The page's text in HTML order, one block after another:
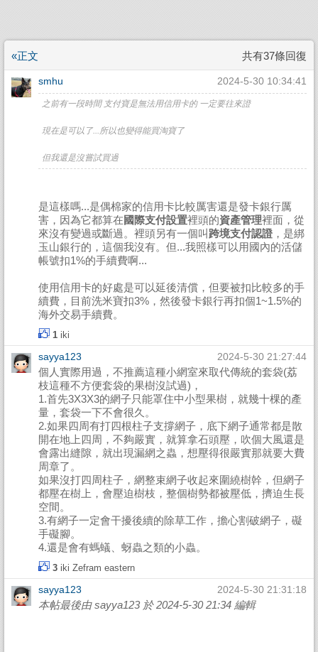
«正文 共有37條回復
smhu 2024-5-30 10:34:41
之前有一段時間 支付寶是無法用信用卡的 一定要往來證
現在是可以了...所以也變得能買淘寶了
但我還是沒嘗試買過
是這樣嗎...是偶棉家的信用卡比較厲害還是發卡銀行厲
害，因為它都算在國際支付設置裡頭的資產管理裡面，從
來沒有變過或斷過。裡頭另有一個叫 跨境支付認證 ，是綁
玉山銀行的，這個我沒有。但...我照樣可以用國內的活儲
帳號扣1%的手續費啊...
使用信用卡的好處是可以延後清償，但要被扣比較多的手
續費，目前洗米寶扣3%，然後發卡銀行再扣個1~1.5%的
海外交易手續費。
1 iki
sayya123 2024-5-30 21:27:44
個人實際用過，不推薦這種小網室來取代傳統的套袋(荔
枝這種不方便套袋的果樹沒試過)，
1.首先3X3X3的網子只能罩住中小型果樹，就幾十棵的產
量，套袋一下不會很久。
2.如果四周有打四根柱子支撐網子，底下網子通常都是散
開在地上四周，不夠嚴實，就算拿石頭壓，吹個大風還是
會露出縫隙，就出現漏網之蟲，想壓得很嚴實那就要大費
周章了。
如果沒打四周柱子，網整束網子收起來圍繞樹幹，但網子
都壓在樹上，會壓迫樹枝，整個樹勢都被壓低，擠迫生長
空間。
3.有網子一定會干擾後續的除草工作，擔心割破網子，礙
手礙腳。
4.還是會有螞蟻、蚜蟲之類的小蟲。
3 iki Zefram eastern
sayya123 2024-5-30 21:31:18
本帖最後由 sayya123 於 2024-5-30 21:34 編輯